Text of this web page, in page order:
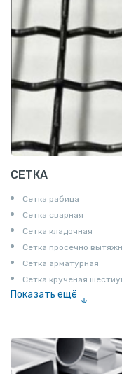
СЕТКА
Сетка рабица
Сетка сварная
Сетка кладочная
Сетка просечно
Сетка арматурная
Сетка крученая
Показать ещё